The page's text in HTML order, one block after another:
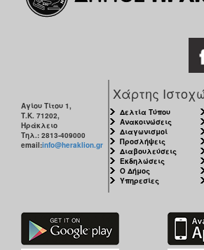
Αγίου Τίτου 1,
Τ.Κ. 71202,
Ηράκλειο
Τηλ.: 2813-409000
email:info@heraklion.gr
Χάρτης
Δελτία Τύπου
Ανακοινώσεις
Διαγωνισμοί
Προσλήψεις
Διαβουλεύσεις
Εκδηλώσεις
Ο Δήμος
Υπηρεσίες